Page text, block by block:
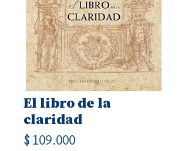
El libro de la
claridad
$ 109.000Precio